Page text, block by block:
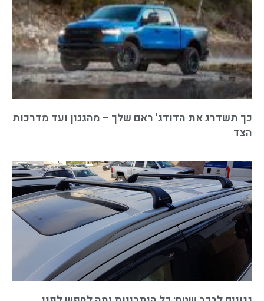
כך תשדרג את הדודג' ראם שלך – מהגגון ועד מדרכות
הצד